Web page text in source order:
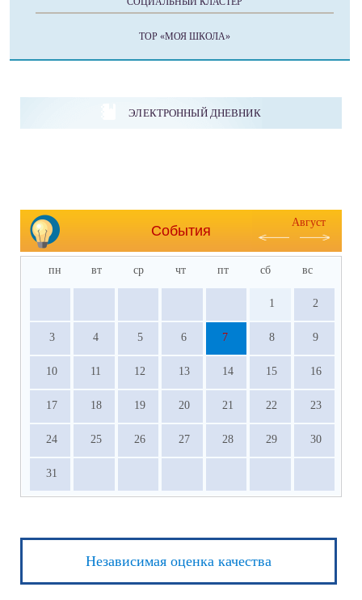
ТОР «МОЯ ШКОЛА»
ЭЛЕКТРОННЫЙ ДНЕВНИК
События
Август
пн вт ср чт пт сб вс
1 2
3 4 5 6 7 8 9
10 11 12 13 14 15 16
17 18 19 20 21 22 23
24 25 26 27 28 29 30
31
Независимая оценка качества